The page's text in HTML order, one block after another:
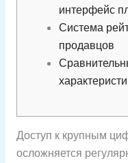
интерфейс
Система
продавцов
Доступ к крупным
осложняется